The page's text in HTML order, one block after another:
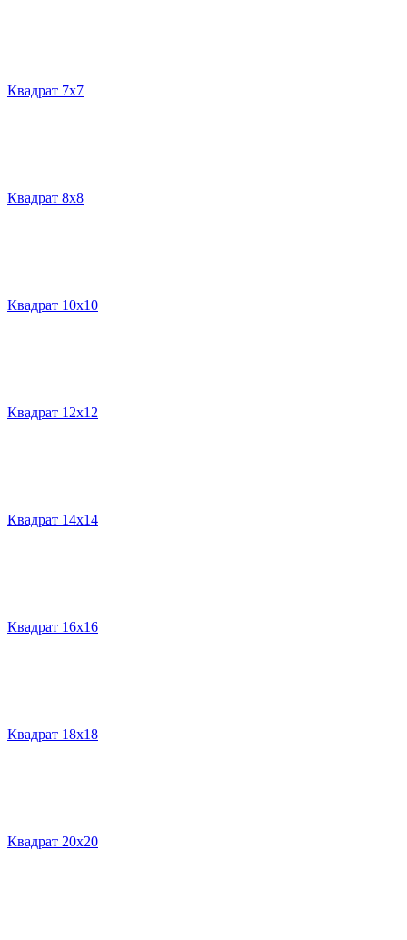
Квадрат 7х7
Квадрат 8х8
Квадрат 10х10
Квадрат 12х12
Квадрат 14х14
Квадрат 16х16
Квадрат 18х18
Квадрат 20х20